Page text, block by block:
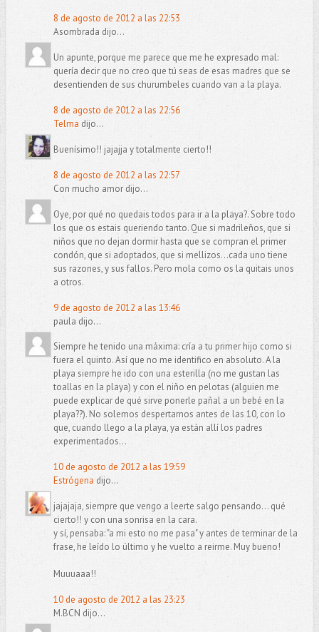
8 de agosto de 2012 a las 22:53
Asombrada dijo...
Un apunte, porque me parece que me he expresado mal:
quería decir que no creo que tú seas de esas madres que se
desentienden de sus churumbeles cuando van a la playa.
8 de agosto de 2012 a las 22:56
Telma dijo...
Buenísimo!! jajajja y totalmente cierto!!
8 de agosto de 2012 a las 22:57
Con mucho amor dijo...
Oye, por qué no quedais todos para ir a la playa?. Sobre todo
los que os estais queriendo tanto. Que si madrileños, que si
niños que no dejan dormir hasta que se compran el primer
condón, que si adoptados, que si mellizos...cada uno tiene
sus razones, y sus fallos. Pero mola como os la quitais unos
a otros.
9 de agosto de 2012 a las 13:46
paula dijo...
Siempre he tenido una máxima: cría a tu primer hijo como si
fuera el quinto. Así que no me identifico en absoluto. A la
playa siempre he ido con una esterilla (no me gustan las
toallas en la playa) y con el niño en pelotas (alguien me
puede explicar de qué sirve ponerle pañal a un bebé en la
playa??). No solemos despertarnos antes de las 10, con lo
que, cuando llego a la playa, ya están allí los padres
experimentados...
10 de agosto de 2012 a las 19:59
Estrógena dijo...
jajajaja, siempre que vengo a leerte salgo pensando... qué
cierto!! y con una sonrisa en la cara.
y sí, pensaba: "a mi esto no me pasa" y antes de terminar de la
frase, he leído lo último y he vuelto a reirme. Muy bueno!
Muuuaaa!!
10 de agosto de 2012 a las 23:23
M.BCN dijo...